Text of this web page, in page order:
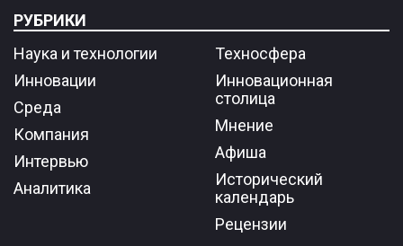
РУБРИКИ
Наука и технологии
Инновации
Среда
Компания
Интервью
Аналитика
Техносфера
Инновационная
столица
Мнение
Афиша
Исторический
календарь
Рецензии